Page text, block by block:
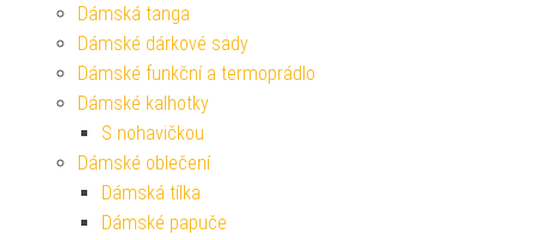
Dámská tanga
Dámské dárkové sady
Dámské funkční a termoprádlo
Dámské kalhotky
S nohavičkou
Dámské oblečení
Dámská tílka
Dámské papuče